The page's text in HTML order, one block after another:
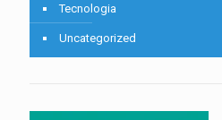
Tecnologia
Uncategorized